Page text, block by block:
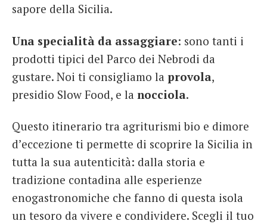
sapore della Sicilia.
Una specialità da assaggiare: sono tanti i
prodotti tipici del Parco dei Nebrodi da
gustare. Noi ti consigliamo la provola,
presidio Slow Food, e la nocciola.
Questo itinerario tra agriturismi bio e dimore
d’eccezione ti permette di scoprire la Sicilia in
tutta la sua autenticità: dalla storia e
tradizione contadina alle esperienze
enogastronomiche che fanno di questa isola
un tesoro da vivere e condividere. Scegli il tuo